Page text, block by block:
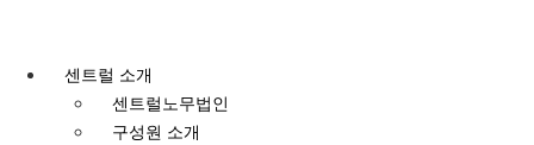
센트럴 소개
센트럴노무법인
구성원 소개